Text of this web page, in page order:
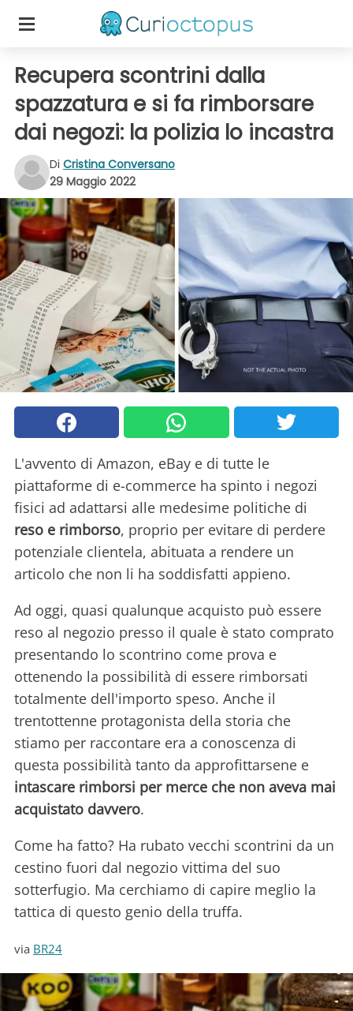
Recupera scontrini dalla
spazzatura e si fa rimborsare
dai negozi: la polizia lo incastra
Di Cristina Conversano
29 Maggio 2022
L'avvento di Amazon, eBay e di tutte le
piattaforme di e-commerce ha spinto i negozi
fisici ad adattarsi alle medesime politiche di
reso e rimborso, proprio per evitare di perdere
potenziale clientela, abituata a rendere un
articolo che non li ha soddisfatti appieno.
Ad oggi, quasi qualunque acquisto può essere
reso al negozio presso il quale è stato comprato
presentando lo scontrino come prova e
ottenendo la possibilità di essere rimborsati
totalmente dell'importo speso. Anche il
trentottenne protagonista della storia che
stiamo per raccontare era a conoscenza di
questa possibilità tanto da approfittarsene e
intascare rimborsi per merce che non aveva mai
acquistato davvero.
Come ha fatto? Ha rubato vecchi scontrini da un
cestino fuori dal negozio vittima del suo
sotterfugio. Ma cerchiamo di capire meglio la
tattica di questo genio della truffa.
via BR24